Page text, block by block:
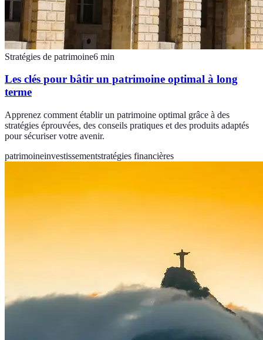
Stratégies de patrimoine6 min
Les clés pour bâtir un patrimoine optimal à long
terme
Apprenez comment établir un patrimoine optimal grâce à des
stratégies éprouvées, des conseils pratiques et des produits adaptés
pour sécuriser votre avenir.
patrimoineinvestissementstratégies financières